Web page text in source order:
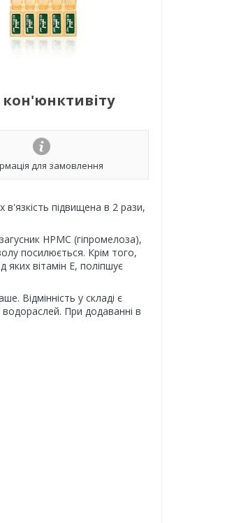
для замовлення
в'язкість підвищена в 2 рази,
HPMC (гіпромелоза),
посилюється. Крім того,
вітамін E, поліпшує
Відмінність у складі є
При додаванні в